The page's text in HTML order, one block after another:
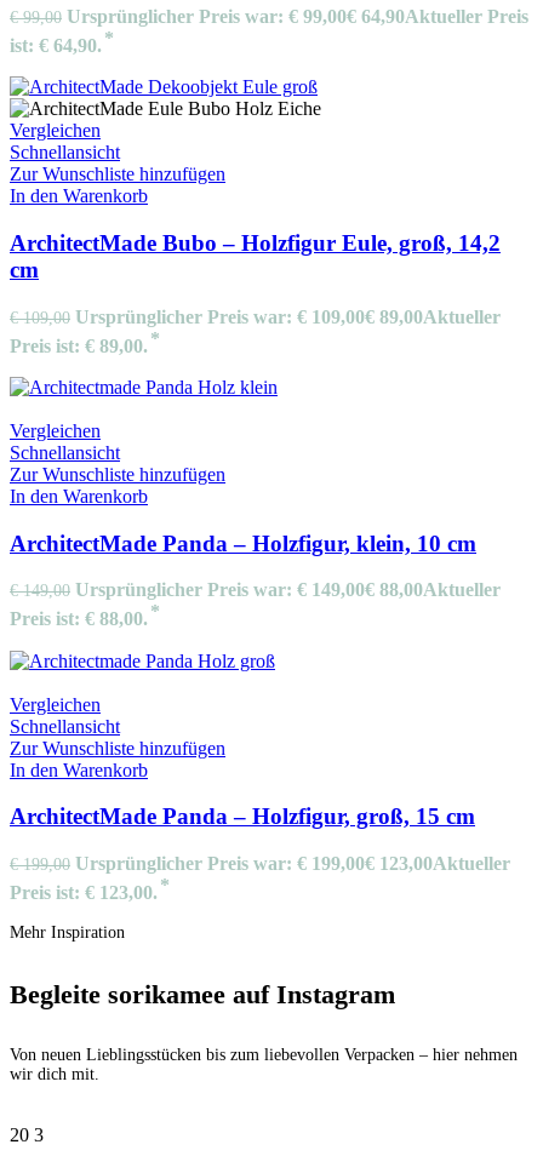
€99,00 Ursprünglicher Preis war: € 99,00€ 64,90Aktueller Preis
ist: € 64,90.
Vergleichen
Schnellansicht
Zur Wunschliste hinzufügen
In den Warenkorb
ArchitectMade Bubo – Holzfigur Eule, groß, 14,2
cm
€109,00 Ursprünglicher Preis war: € 109,00€ 89,00Aktueller
Preis ist: € 89,00.
Vergleichen
Schnellansicht
Zur Wunschliste hinzufügen
In den Warenkorb
ArchitectMade Panda – Holzfigur, klein, 10 cm
€149,00 Ursprünglicher Preis war: € 149,00€ 88,00Aktueller
Preis ist: € 88,00.
Vergleichen
Schnellansicht
Zur Wunschliste hinzufügen
In den Warenkorb
ArchitectMade Panda – Holzfigur, groß, 15 cm
€199,00 Ursprünglicher Preis war: € 199,00€ 123,00Aktueller
Preis ist: € 123,00.
Mehr Inspiration
Begleite sorikamee auf Instagram
Von neuen Lieblingsstücken bis zum liebevollen Verpacken – hier nehmen
wir dich mit.
20 3